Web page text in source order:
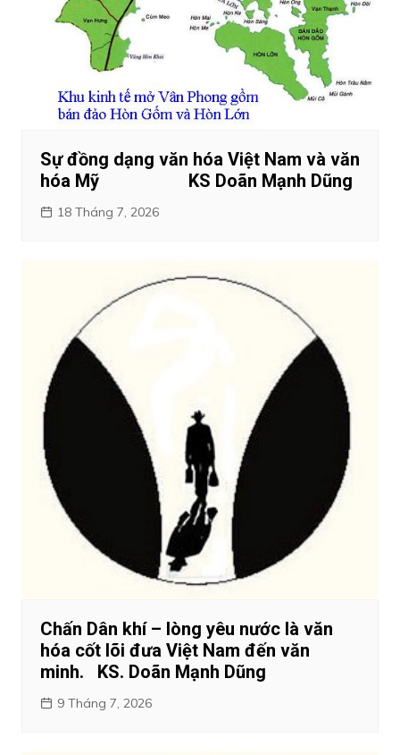
Sự đồng dạng văn hóa Việt Nam và văn
hóa Mỹ KS Doãn Mạnh Dũng
18 Tháng 7, 2026
Chấn Dân khí – lòng yêu nước là văn
hóa cốt lõi đưa Việt Nam đến văn
minh. KS. Doãn Mạnh Dũng
9 Tháng 7, 2026